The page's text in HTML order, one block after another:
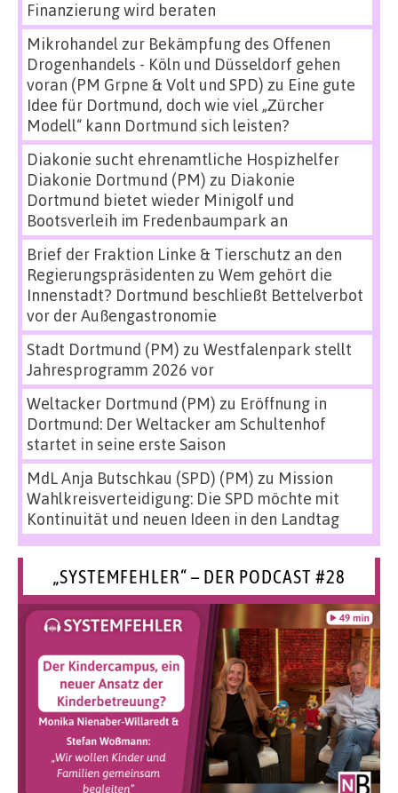
Finanzierung wird beraten
Mikrohandel zur Bekämpfung des Offenen
Drogenhandels - Köln und Düsseldorf gehen
voran (PM Grpne & Volt und SPD) zu Eine gute
Idee für Dortmund, doch wie viel „Zürcher
Modell“ kann Dortmund sich leisten?
Diakonie sucht ehrenamtliche Hospizhelfer
Diakonie Dortmund (PM) zu Diakonie
Dortmund bietet wieder Minigolf und
Bootsverleih im Fredenbaumpark an
Brief der Fraktion Linke & Tierschutz an den
Regierungspräsidenten zu Wem gehört die
Innenstadt? Dortmund beschließt Bettelverbot
vor der Außengastronomie
Stadt Dortmund (PM) zu Westfalenpark stellt
Jahresprogramm 2026 vor
Weltacker Dortmund (PM) zu Eröffnung in
Dortmund: Der Weltacker am Schultenhof
startet in seine erste Saison
MdL Anja Butschkau (SPD) (PM) zu Mission
Wahlkreisverteidigung: Die SPD möchte mit
Kontinuität und neuen Ideen in den Landtag
„SYSTEMFEHLER“ – DER PODCAST #28